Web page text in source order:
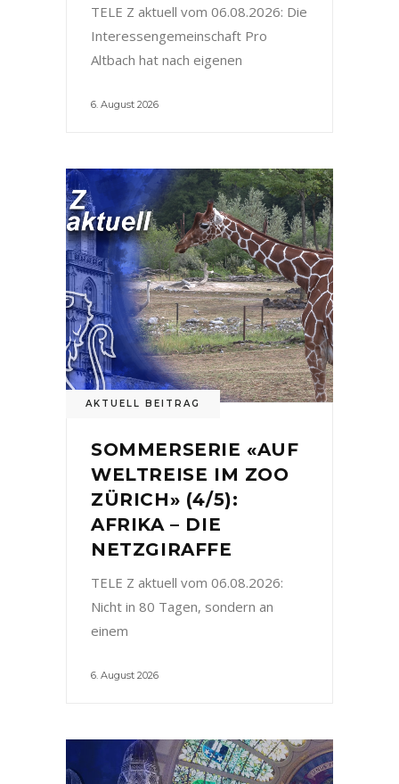
TELE Z aktuell vom 06.08.2026: Die
Interessengemeinschaft Pro
Altbach hat nach eigenen
6. August 2026
AKTUELL BEITRAG
SOMMERSERIE «AUF
WELTREISE IM ZOO
ZÜRICH» (4/5):
AFRIKA – DIE
NETZGIRAFFE
TELE Z aktuell vom 06.08.2026:
Nicht in 80 Tagen, sondern an
einem
6. August 2026